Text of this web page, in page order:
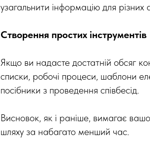
узагальнити інформацію для різних
Створення простих інструментів
Якщо ви надасте достатній обсяг
списки, робочі процеси, шаблони
посібники з проведення співбесід.
Висновок, як і раніше, вимагає
шляху за набагато менший час.